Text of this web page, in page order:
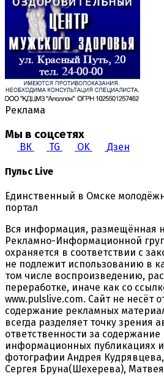
Реклама
Мы в соцсетях
ВК TG OK Дзен
Пульс Live
Единственный в Омске
портал
Вся информация, размещённая
Рекламно-Информационной
охраняется в соответствии с
не подлежит использованию в
том числе воспроизведению,
переработке, иначе как со
www.pulslive.com. Сайт не несёт
содержание рекламных
всегда разделяет точку зрения
ответственности за содержание
информационных публикациях
фотографии Андрея
Сергея Бруна(Шехерева),